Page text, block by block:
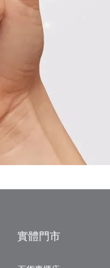
實體門市